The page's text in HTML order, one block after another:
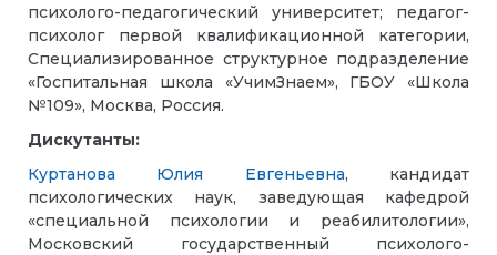
психолого-педагогический университет; педагог-
психолог первой квалификационной категории,
Специализированное структурное подразделение
«Госпитальная школа «УчимЗнаем», ГБОУ «Школа
№109», Москва, Россия.
Дискутанты:
Куртанова Юлия Евгеньевна, кандидат
психологических наук, заведующая кафедрой
«специальной психологии и реабилитологии»,
Московский государственный психолого-